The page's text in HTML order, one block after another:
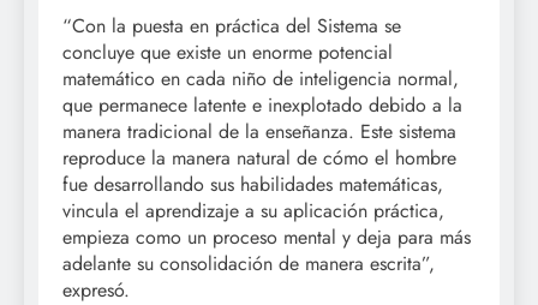
“Con la puesta en práctica del Sistema se
concluye que existe un enorme potencial
matemático en cada niño de inteligencia normal,
que permanece latente e inexplotado debido a la
manera tradicional de la enseñanza. Este sistema
reproduce la manera natural de cómo el hombre
fue desarrollando sus habilidades matemáticas,
vincula el aprendizaje a su aplicación práctica,
empieza como un proceso mental y deja para más
adelante su consolidación de manera escrita”,
expresó.